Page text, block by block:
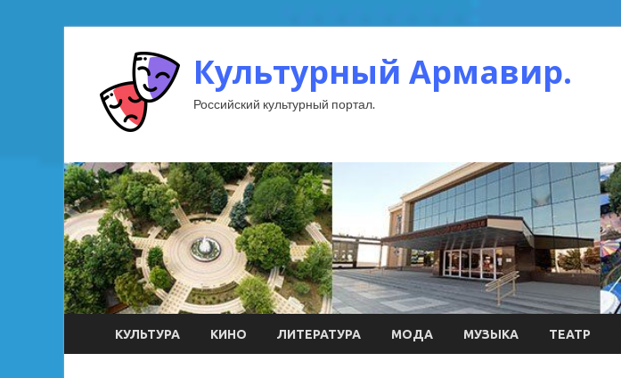
Культурный Армавир.
Российский культурный портал.
КУЛЬТУРА КИНО ЛИТЕРАТУРА МОДА МУЗЫКА ТЕАТР